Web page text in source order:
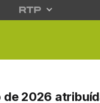
Ouro de
de 2026